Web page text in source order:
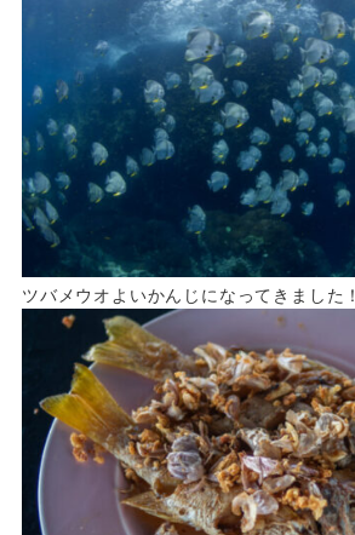
ツバメウオよいかんじになってきました！